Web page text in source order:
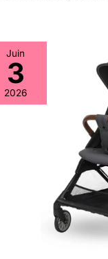
Juin
3
2026